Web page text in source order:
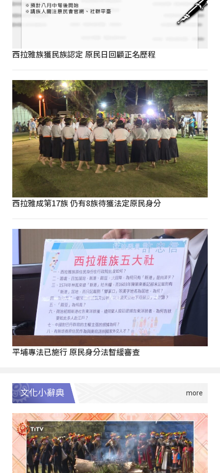
西拉雅族獲民族認定 原民日回顧正名歷程
西拉雅成第17族 仍有8族待獲法定原民身分
平埔專法已施行 原民身分法暫緩審查
文化小辭典